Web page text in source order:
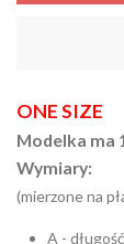
ONE SIZE
Modelka ma
Wymiary:
(mierzone na
A -